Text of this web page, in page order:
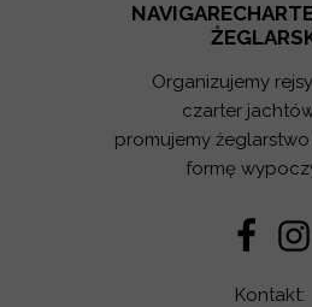
Organizujemy
czarter
promujemy
formę
Kontakt: